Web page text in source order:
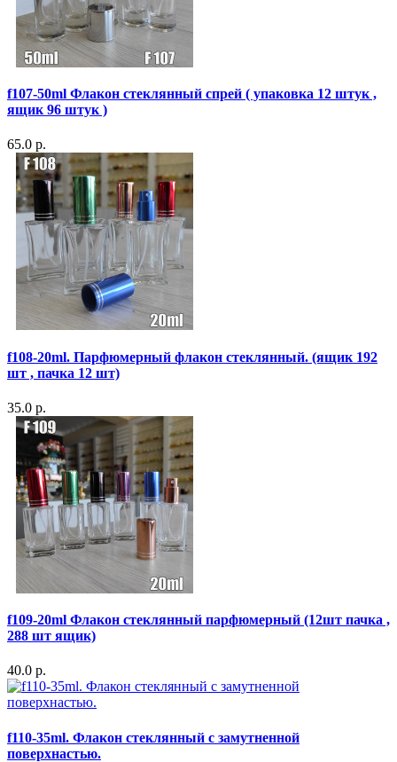
f107-50ml Флакон стеклянный спрей ( упаковка 12 штук ,
ящик 96 штук )
65.0 р.
f108-20ml. Парфюмерный флакон стеклянный. (ящик 192
шт , пачка 12 шт)
35.0 р.
f109-20ml Флакон стеклянный парфюмерный (12шт пачка ,
288 шт ящик)
40.0 р.
f110-35ml. Флакон стеклянный с замутненной
поверхнастью.